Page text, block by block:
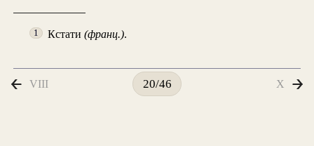
1 Кстати(франц.).
VIII 20/46 X